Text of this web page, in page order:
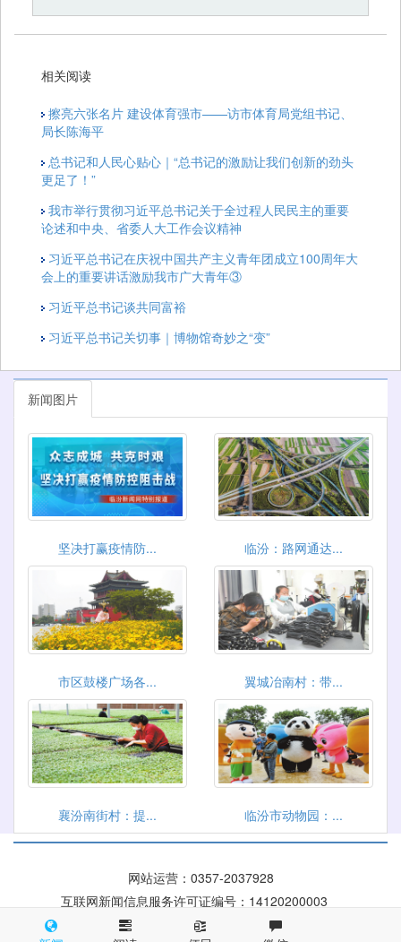
相关阅读
擦亮六张名片 建设体育强市——访市体育局党组书记、
局长陈海平
总书记和人民心贴心｜“总书记的激励让我们创新的劲头
更足了！”
我市举行贯彻习近平总书记关于全过程人民民主的重要
论述和中央、省委人大工作会议精神
习近平总书记在庆祝中国共产主义青年团成立100周年大
会上的重要讲话激励我市广大青年③
习近平总书记谈共同富裕
习近平总书记关切事｜博物馆奇妙之“变”
新闻图片
坚决打赢疫情防... 临汾：路网通达...
市区鼓楼广场各... 翼城冶南村：带...
襄汾南街村：提... 临汾市动物园：...
网站运营： 0357-2037928
互联网新闻信息服务许可证编号：14120200003